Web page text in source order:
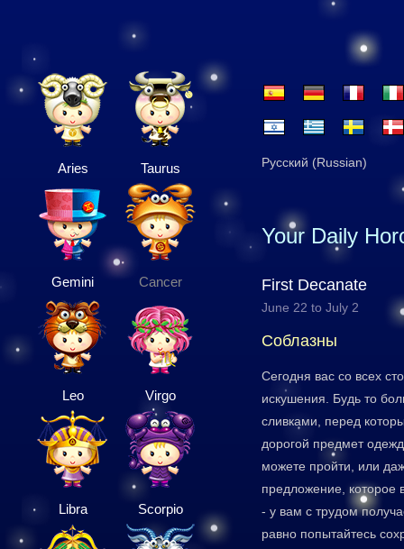
Aries Taurus
Gemini Cancer
Leo Virgo
Libra Scorpio
Русский (Russian)
Your Daily
First Decanate
June 22 to July 2
Соблазны
Сегодня вас со всех
искушения. Будь то
сливками, перед
дорогой предмет
можете пройти, или
предложение, которое
- у вам с трудом
равно попытайтесь